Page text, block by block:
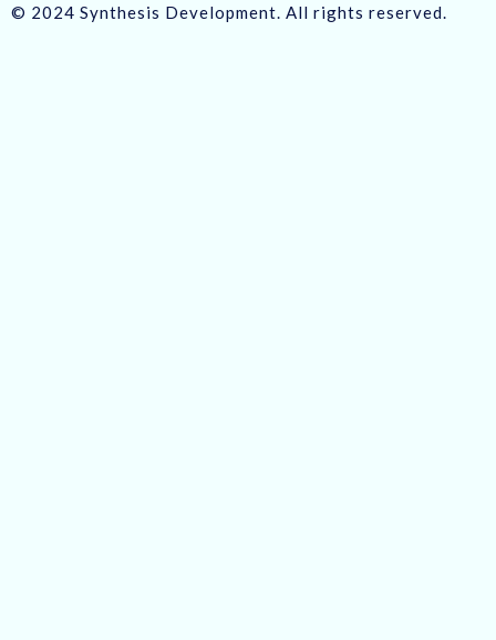
© 2024 Synthesis Development. All rights reserved.